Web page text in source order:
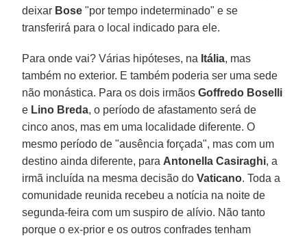
deixar Bose "por tempo indeterminado" e se
transferirá para o local indicado para ele.
Para onde vai? Várias hipóteses, na Itália, mas
também no exterior. E também poderia ser uma sede
não monástica. Para os dois irmãosGoffredo Boselli
e Lino Breda, o período de afastamento será de
cinco anos, mas em uma localidade diferente. O
mesmo período de "ausência forçada", mas com um
destino ainda diferente, para Antonella Casiraghi, a
irmã incluída na mesma decisão doVaticano. Toda a
comunidade reunida recebeu a notícia na noite de
segunda-feira com um suspiro de alívio. Não tanto
porque o ex-prior e os outros confrades tenham